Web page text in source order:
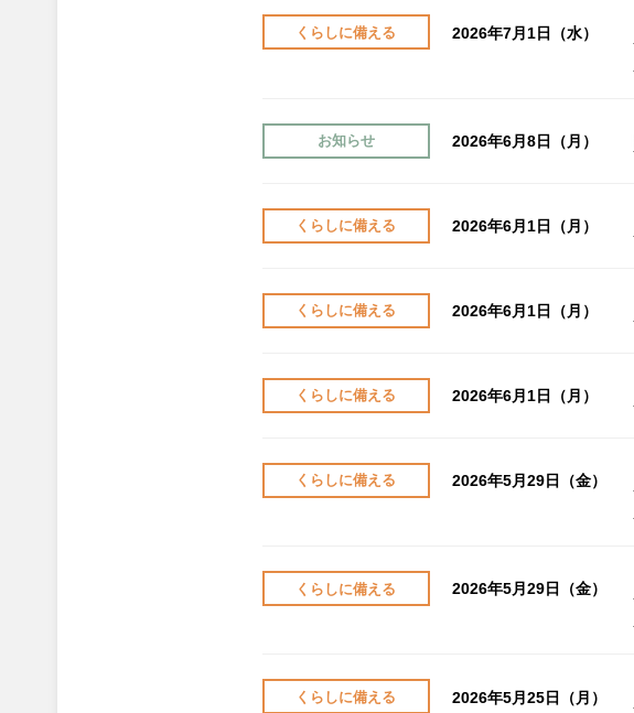
くらしに備える 2026年7月1日（水）
お知らせ 2026年6月8日（月）
くらしに備える 2026年6月1日（月）
くらしに備える 2026年6月1日（月）
くらしに備える 2026年6月1日（月）
くらしに備える 2026年5月29日（金）
くらしに備える 2026年5月29日（金）
くらしに備える 2026年5月25日（月）